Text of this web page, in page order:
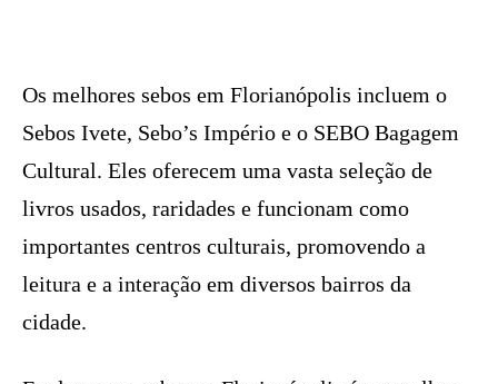
Os melhores sebos em Florianópolis incluem o
Sebos Ivete, Sebo’s Império e o SEBO Bagagem
Cultural. Eles oferecem uma vasta seleção de
livros usados, raridades e funcionam como
importantes centros culturais, promovendo a
leitura e a interação em diversos bairros da
cidade.